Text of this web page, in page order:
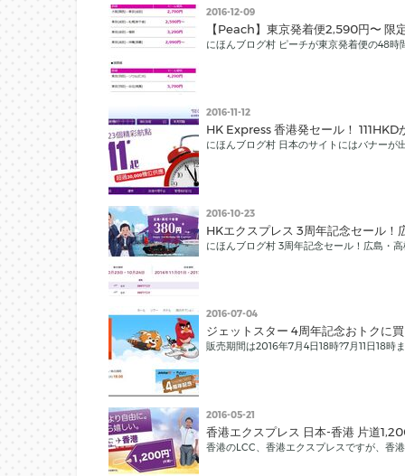
2016-12-09
【Peach】東京発着便2,590円〜 限
にほんブログ村 ピーチが東京発着便の48時
2016-11-12
HK Express 香港発セール！ 111HKD
にほんブログ村 日本のサイトにはバナーが
2016-10-23
HKエクスプレス 3周年記念セール
にほんブログ村 3周年記念セール！広島・
2016-07-04
ジェットスター 4周年記念おトクに
販売期間は2016年7月4日18時?7月11日18時
2016-05-21
香港エクスプレス 日本-香港 片道
香港のLCC、香港エクスプレスですが、香